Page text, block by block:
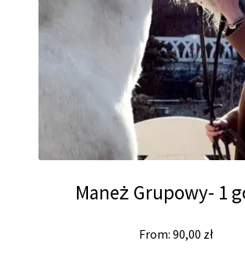
Maneż Grupowy- 1
From: 90,00 zł